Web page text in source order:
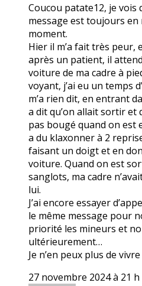
Coucou patate12, je vois
message est toujours
moment.
Hier il m’a fait très peur,
après un patient, il
voiture de ma cadre à
voyant, j’ai eu un temps
m’a rien dit, en entrant
a dit qu’on allait sortir et
pas bougé quand on est
a du klaxonner à 2
faisant un doigt et en
voiture. Quand on est
sanglots, ma cadre
lui.
J’ai encore essayer
le même message pour
priorité les mineurs et
ultérieurement…
Je n’en peux plus de
27 novembre 2024 à 21